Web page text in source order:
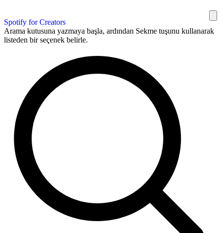
Spotify for Creators
Arama kutusuna yazmaya başla, ardından Sekme tuşunu kullanarak
listeden bir seçenek belirle.